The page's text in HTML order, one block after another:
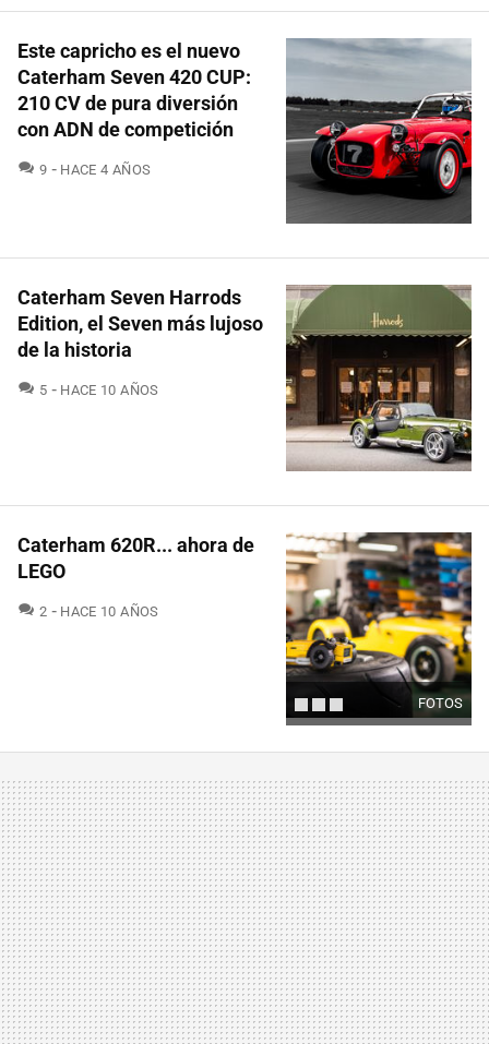
Este capricho es el nuevo
Caterham Seven 420 CUP:
210 CV de pura diversión
con ADN de competición
9 COMENTARIOS
HACE 4 AÑOS
Caterham Seven Harrods
Edition, el Seven más lujoso
de la historia
5 COMENTARIOS
HACE 10 AÑOS
FOTOS
Caterham 620R... ahora de
LEGO
2 COMENTARIOS
HACE 10 AÑOS